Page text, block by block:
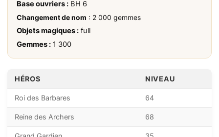
Base ouvriers : BH 6
Changement de nom : 2 000 gemmes
Objets magiques : full
Gemmes : 1 300
HÉROS NIVEAU
Roi des Barbares 64
Reine des Archers 68